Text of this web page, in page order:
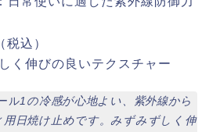
税込）
く伸びの良いテクスチャー
ル1の冷感が心地よい、紫外線から
日焼け止めです。みずみずしく伸